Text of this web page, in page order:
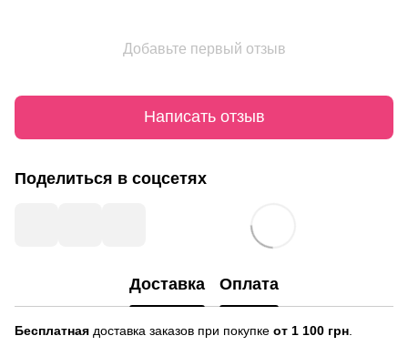
Добавьте первый отзыв
Написать отзыв
Поделиться в соцсетях
Доставка Оплата
Бесплатная доставка заказов при покупке от 1 100 грн